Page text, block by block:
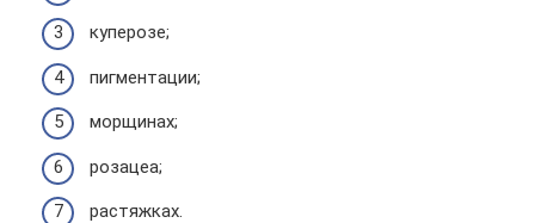
куперозе;
пигментации;
морщинах;
розацеа;
растяжках.